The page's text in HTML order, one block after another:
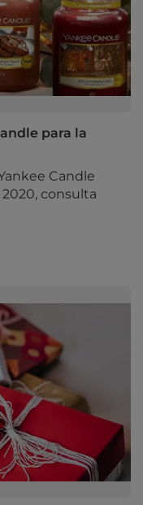
para la
Candle
consulta